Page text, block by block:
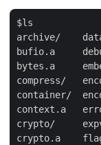
$ls
archive/
bufio.a
bytes.a
compress/
container/
context.a
crypto/
crypto.a